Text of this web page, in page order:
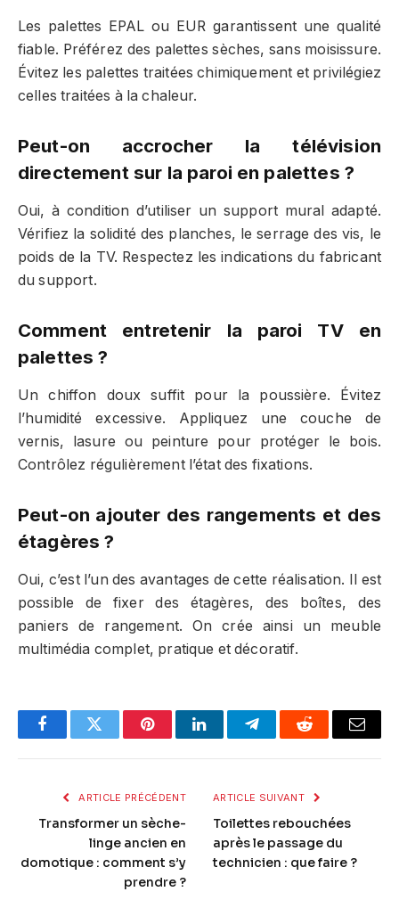
Les palettes EPAL ou EUR garantissent une qualité
fiable. Préférez des palettes sèches, sans moisissure.
Évitez les palettes traitées chimiquement et privilégiez
celles traitées à la chaleur.
Peut-on accrocher la télévision
directement sur la paroi en palettes ?
Oui, à condition d’utiliser un support mural adapté.
Vérifiez la solidité des planches, le serrage des vis, le
poids de la TV. Respectez les indications du fabricant
du support.
Comment entretenir la paroi TV en
palettes ?
Un chiffon doux suffit pour la poussière. Évitez
l’humidité excessive. Appliquez une couche de
vernis, lasure ou peinture pour protéger le bois.
Contrôlez régulièrement l’état des fixations.
Peut-on ajouter des rangements et des
étagères ?
Oui, c’est l’un des avantages de cette réalisation. Il est
possible de fixer des étagères, des boîtes, des
paniers de rangement. On crée ainsi un meuble
multimédia complet, pratique et décoratif.
FacebookTwitter PinterestLinkedInTelegramReddit Email
ARTICLE PRÉCÉDENT
Transformer un sèche-
linge ancien en
domotique : comment s’y
prendre ?
ARTICLE SUIVANT
Toilettes rebouchées
après le passage du
technicien : que faire ?